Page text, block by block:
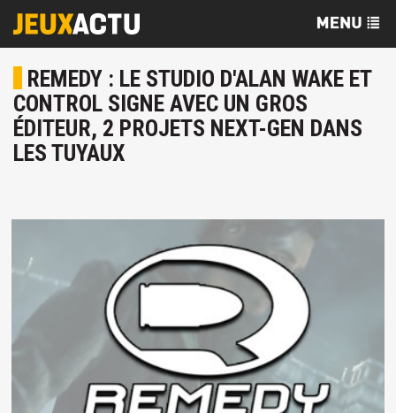
REMEDY : LE STUDIO D'ALAN WAKE ET
CONTROL SIGNE AVEC UN GROS
ÉDITEUR, 2 PROJETS NEXT-GEN DANS
LES TUYAUX